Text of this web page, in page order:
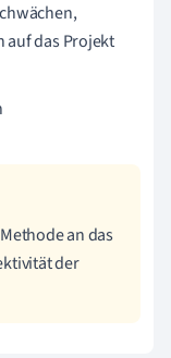
auf das Projekt
an das
der